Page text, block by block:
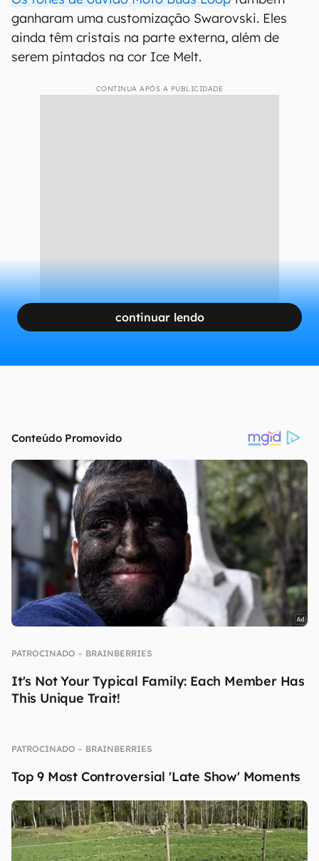
ganharam uma customização Swarovski. Eles
ainda têm cristais na parte externa, além de
serem pintados na cor Ice Melt.
CONTINUA APÓS A PUBLICIDADE
continuar lendo